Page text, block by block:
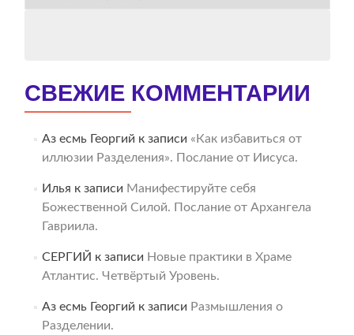
СВЕЖИЕ КОММЕНТАРИИ
Аз есмь Георгий к записи «Как избавиться от
иллюзии Разделения». Послание от Иисуса.
Илья к записи Манифестируйте себя
Божественной Силой. Послание от Архангела
Гавриила.
СЕРГИЙ к записи Новые практики в Храме
Атлантис. Четвёртый Уровень.
Аз есмь Георгий к записи Размышления о
Разделении.